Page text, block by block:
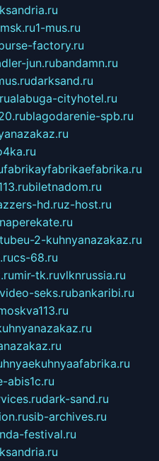
1-mus.ru
factory.ru
jun.rubandamn.ru
darksand.ru
alabuga-cityhotel.ru
blagodarenie-spb.ru
fabrikayfabrikaefabrika.ru
biletnadom.ru
hd.ruz-host.ru
naperekate.ru
2-kuhnyanazakaz.ru
cs-68.ru
mir-tk.ruvlknrussia.ru
video-seks.rubankaribi.ru
abis1c.ru
dark-sand.ru
sib-archives.ru
festival.ru